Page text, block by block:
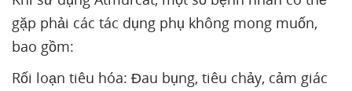
gặp phải các tác dụng phụ không mong muốn,
bao gồm:
Rối loạn tiêu hóa: Đau bụng, tiêu chảy, cảm giác